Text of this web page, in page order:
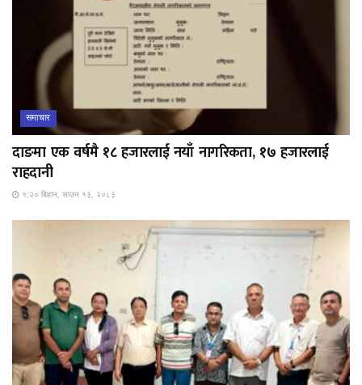
समाचार
दाङमा एक वर्षमै १८ हजारलाई नयाँ नागरिकता, १७ हजारलाई
राहदानी
१:२० बिहान, साउन १३, २०८३